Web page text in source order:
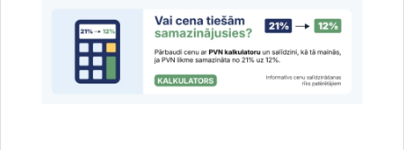
Statistikas sīkdatnes (nepieciešamas, lai